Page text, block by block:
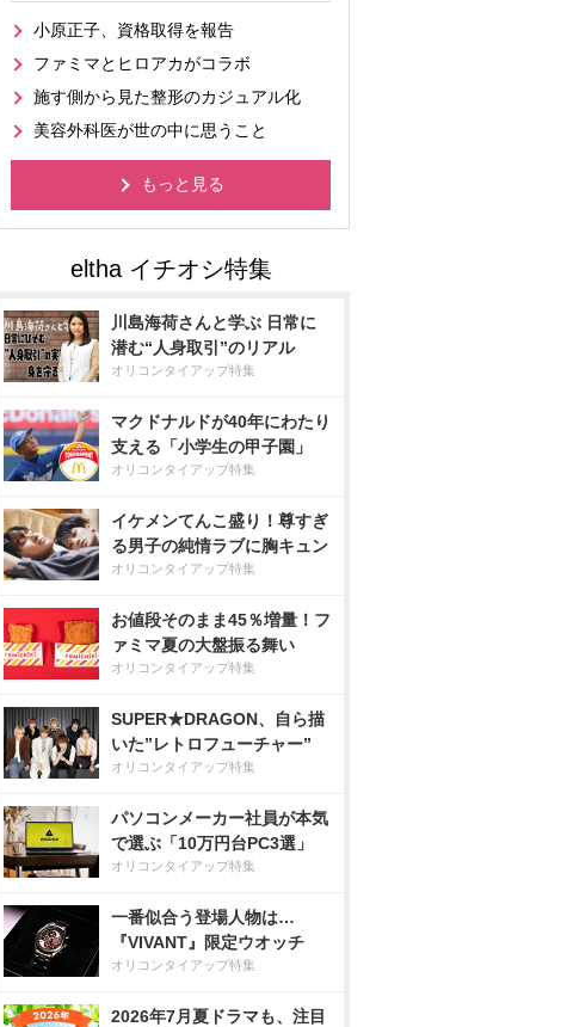
小原正子、資格取得を報告
ファミマとヒロアカがコラボ
施す側から見た整形のカジュアル化
美容外科医が世の中に思うこと
もっと見る
川島海荷さんと学ぶ 日常に
潜む“人身取引”のリアル
オリコンタイアップ特集
マクドナルドが40年にわたり
支える「小学生の甲子園」
オリコンタイアップ特集
イケメンてんこ盛り！尊すぎ
る男子の純情ラブに胸キュン
オリコンタイアップ特集
お値段そのまま45％増量！フ
ァミマ夏の大盤振る舞い
オリコンタイアップ特集
SUPER★DRAGON、自ら描
いた”レトロフューチャー”
オリコンタイアップ特集
パソコンメーカー社員が本気
で選ぶ「10万円台PC3選」
オリコンタイアップ特集
一番似合う登場人物は…
『VIVANT』限定ウオッチ
オリコンタイアップ特集
2026年7月夏ドラマも、注目